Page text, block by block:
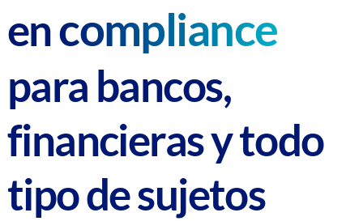
encompliance
para bancos,
financieras y todo
tipo de sujetos